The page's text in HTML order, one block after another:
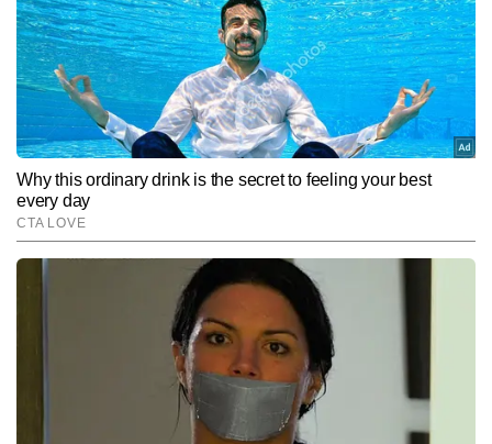
Hindi News Viral
AUTHOR
पंकज यादव टाइम्स नाउ नवभारत डिजिटल में वायरल और ट्रेंडिंग कंटेंट तैयार करते
हैं। कंटेंट राइटिंग में 6 वर्षों का अनुभव रखने वाले पंकज सोशल मीडिया ट्रेंड्स,
ह्यूमन इंटरेस्ट और ऑफबीट न्यूज दिलचस्प और यूजर-फ्रेंडली अंदाज में लिखने में
माहिर हैं और अबतक आठ हजार से अधिक कंटेंट प्रकाशित कर चुके हैं।